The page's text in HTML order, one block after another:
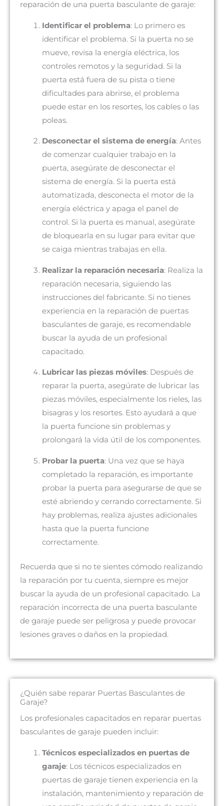
reparación de una puerta basculante de garaje:
Identificar el problema: Lo primero es
identificar el problema. Si la puerta no se
mueve, revisa la energía eléctrica, los
controles remotos y la seguridad. Si la
puerta está fuera de su pista o tiene
dificultades para abrirse, el problema
puede estar en los resortes, los cables o las
poleas.
Desconectar el sistema de energía: Antes
de comenzar cualquier trabajo en la
puerta, asegúrate de desconectar el
sistema de energía. Si la puerta está
automatizada, desconecta el motor de la
energía eléctrica y apaga el panel de
control. Si la puerta es manual, asegúrate
de bloquearla en su lugar para evitar que
se caiga mientras trabajas en ella.
Realizar la reparación necesaria: Realiza la
reparación necesaria, siguiendo las
instrucciones del fabricante. Si no tienes
experiencia en la reparación de puertas
basculantes de garaje, es recomendable
buscar la ayuda de un profesional
capacitado.
Lubricar las piezas móviles: Después de
reparar la puerta, asegúrate de lubricar las
piezas móviles, especialmente los rieles, las
bisagras y los resortes. Esto ayudará a que
la puerta funcione sin problemas y
prolongará la vida útil de los componentes.
Probar la puerta: Una vez que se haya
completado la reparación, es importante
probar la puerta para asegurarse de que se
esté abriendo y cerrando correctamente. Si
hay problemas, realiza ajustes adicionales
hasta que la puerta funcione
correctamente.
Recuerda que si no te sientes cómodo realizando
la reparación por tu cuenta, siempre es mejor
buscar la ayuda de un profesional capacitado. La
reparación incorrecta de una puerta basculante
de garaje puede ser peligrosa y puede provocar
lesiones graves o daños en la propiedad.
¿Quién sabe reparar Puertas Basculantes de
Garaje?
Los profesionales capacitados en reparar puertas
basculantes de garaje pueden incluir:
Técnicos especializados en puertas de
garaje: Los técnicos especializados en
puertas de garaje tienen experiencia en la
instalación, mantenimiento y reparación de